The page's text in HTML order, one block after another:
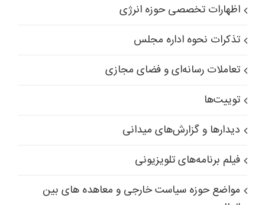
اظهارات تخصصی حوزه انرژی
تذکرات نحوه اداره مجلس
تعاملات رسانه‌ای و فضای مجازی
توییت‌ها
دیدارها و گزارش‌های میدانی
فیلم برنامه‌های تلویزیونی
مواضع حوزه سیاست خارجی و معاهده های بین